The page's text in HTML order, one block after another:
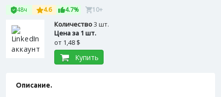
48ч 4.6 4.7% 10+
Количество3 шт.
Цена за 1 шт.
от 1,48 $
Купить
Описание.